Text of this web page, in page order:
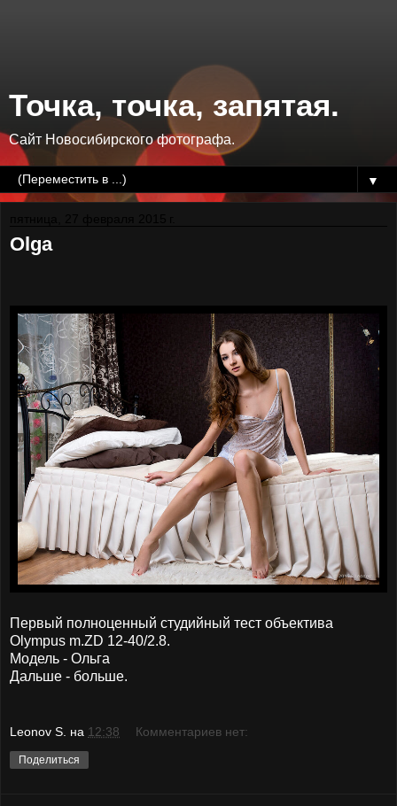
Точка, точка, запятая.
Сайт Новосибирского фотографа.
▼
Olga
Первый полноценный студийный тест объектива
Olympus m.ZD 12-40/2.8.
Модель - Ольга
Дальше - больше.
Leonov S. на 12:38 Комментариев нет:
Поделиться